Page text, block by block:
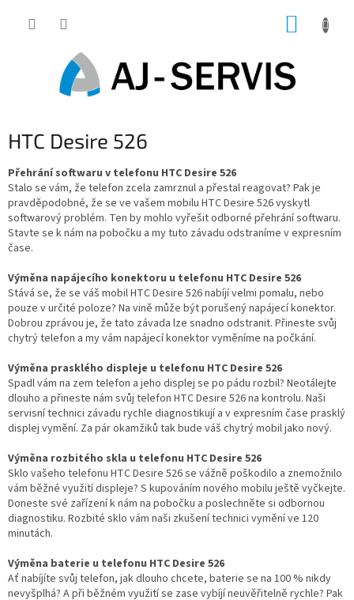
HTC Desire 526
Přehrání softwaru v telefonu HTC Desire 526
Stalo se vám, že telefon zcela zamrznul a přestal reagovat? Pak je
pravděpodobné, že se ve vašem mobilu HTC Desire 526 vyskytl
softwarový problém. Ten by mohlo vyřešit odborné přehrání softwaru.
Stavte se k nám na pobočku a my tuto závadu odstraníme v expresním
čase.
Výměna napájecího konektoru u telefonu HTC Desire 526
Stává se, že se váš mobil HTC Desire 526 nabíjí velmi pomalu, nebo
pouze v určité poloze? Na vině může být porušený napájecí konektor.
Dobrou zprávou je, že tato závada lze snadno odstranit. Přineste svůj
chytrý telefon a my vám napájecí konektor vyměníme na počkání.
Výměna prasklého displeje u telefonu HTC Desire 526
Spadl vám na zem telefon a jeho displej se po pádu rozbil? Neotálejte
dlouho a přineste nám svůj telefon HTC Desire 526 na kontrolu. Naši
servisní technici závadu rychle diagnostikují a v expresním čase prasklý
displej vymění. Za pár okamžiků tak bude váš chytrý mobil jako nový.
Výměna rozbitého skla u telefonu HTC Desire 526
Sklo vašeho telefonu HTC Desire 526 se vážně poškodilo a znemožnilo
vám běžné využití displeje? S kupováním nového mobilu ještě vyčkejte.
Doneste své zařízení k nám na pobočku a poslechněte si odbornou
diagnostiku. Rozbité sklo vám naši zkušení technici vymění ve 120
minutách.
Výměna baterie u telefonu HTC Desire 526
Ať nabíjíte svůj telefon, jak dlouho chcete, baterie se na 100 % nikdy
nevyšplhá? A při běžném využití se zase vybíjí neuvěřitelně rychle? Pak